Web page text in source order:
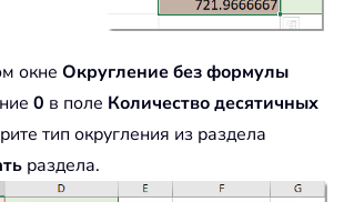
окне Округление без формулы
0 в поле Количество десятичных
тип округления из раздела
раздела.